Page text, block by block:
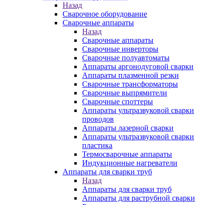
Назад
Сварочное оборудование
Сварочные аппараты
Назад
Сварочные аппараты
Сварочные инверторы
Сварочные полуавтоматы
Аппараты аргонодуговой сварки
Аппараты плазменной резки
Сварочные трансформаторы
Сварочные выпрямители
Сварочные споттеры
Аппараты ультразвуковой сварки
проводов
Аппараты лазерной сварки
Аппараты ультразвуковой сварки
пластика
Термосварочные аппараты
Индукционные нагреватели
Аппараты для сварки труб
Назад
Аппараты для сварки труб
Аппараты для раструбной сварки